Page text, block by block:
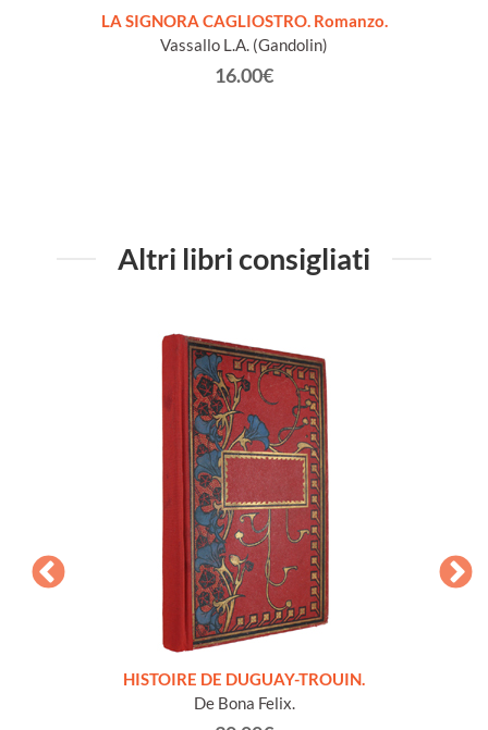
LA SIGNORA CAGLIOSTRO. Romanzo.
Vassallo L.A. (Gandolin)
16.00€
Altri libri consigliati
HISTOIRE DE DUGUAY-TROUIN.
De Bona Felix.